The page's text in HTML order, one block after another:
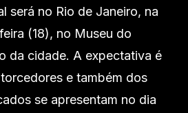
será no Rio de Janeiro, na
(18), no Museu do
da cidade. A expectativa é
e também dos
se apresentam no dia